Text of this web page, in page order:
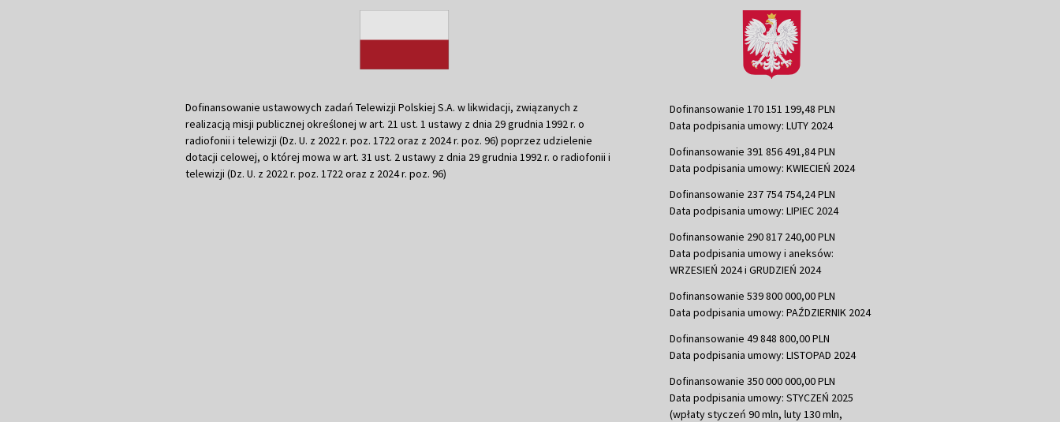
Dofinansowanie ustawowych zadań Telewizji Polskiej S.A. w likwidacji, związanych z
realizacją misji publicznej określonej w art. 21 ust. 1 ustawy z dnia 29 grudnia 1992 r. o
radiofonii i telewizji (Dz. U. z 2022 r. poz. 1722 oraz z 2024 r. poz. 96) poprzez udzielenie
dotacji celowej, o której mowa w art. 31 ust. 2 ustawy z dnia 29 grudnia 1992 r. o radiofonii i
telewizji (Dz. U. z 2022 r. poz. 1722 oraz z 2024 r. poz. 96)
Dofinansowanie 170 151 199,48 PLN
Data podpisania umowy: LUTY 2024
Dofinansowanie 391 856 491,84 PLN
Data podpisania umowy: KWIECIEŃ 2024
Dofinansowanie 237 754 754,24 PLN
Data podpisania umowy: LIPIEC 2024
Dofinansowanie 290 817 240,00 PLN
Data podpisania umowy i aneksów:
WRZESIEŃ 2024 i GRUDZIEŃ 2024
Dofinansowanie 539 800 000,00 PLN
Data podpisania umowy: PAŹDZIERNIK 2024
Dofinansowanie 49 848 800,00 PLN
Data podpisania umowy: LISTOPAD 2024
Dofinansowanie 350 000 000,00 PLN
Data podpisania umowy: STYCZEŃ 2025
(wpłaty styczeń 90 mln, luty 130 mln,